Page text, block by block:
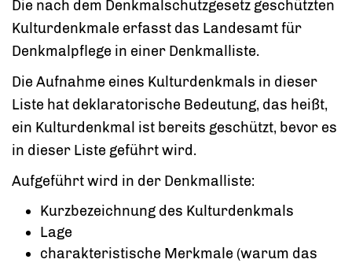
Die nach dem Denkmalschutzgesetz geschützten
Kulturdenkmale erfasst das Landesamt für
Denkmalpflege in einer Denkmalliste.
Die Aufnahme eines Kulturdenkmals in dieser
Liste hat deklaratorische Bedeutung, das heißt,
ein Kulturdenkmal ist bereits geschützt, bevor es
in dieser Liste geführt wird.
Aufgeführt wird in der Denkmalliste:
Kurzbezeichnung des Kulturdenkmals
Lage
charakteristische Merkmale (warum das